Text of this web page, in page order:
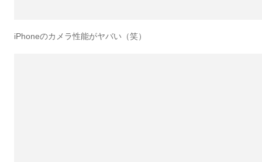
iPhoneのカメラ性能がヤバい（笑）